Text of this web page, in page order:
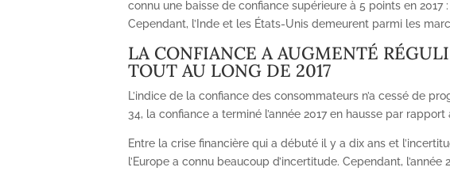
connu une baisse de confiance supérieure à 5 points en 2017
Cependant, l’Inde et les États-Unis demeurent parmi les
LA CONFIANCE A AUGMENTÉ
TOUT AU LONG DE 2017
L’indice de la confiance des consommateurs n’a cessé de
34, la confiance a terminé l’année 2017 en hausse par rapport
Entre la crise financière qui a débuté il y a dix ans et
l’Europe a connu beaucoup d’incertitude. Cependant,